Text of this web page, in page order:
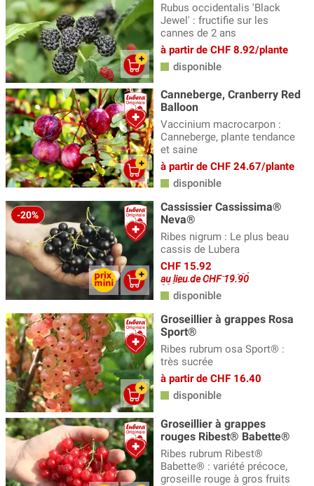
Rubus occidentalis 'Black
Jewel' : fructifie sur les
cannes de 2 ans
à partir de CHF 8.92/plante
disponible
Canneberge, Cranberry Red
Balloon
Vaccinium macrocarpon :
Canneberge, plante tendance
et saine
à partir de CHF 24.67/plante
disponible
-20%
Cassissier Cassissima®
Neva®
Ribes nigrum : Le plus beau
cassis de Lubera
CHF 15.92
au lieu de CHF 19.90
disponible
Groseillier à grappes Rosa
Sport®
Ribes rubrum osa Sport® :
très sucrée
à partir de CHF 16.40
disponible
Groseillier à grappes
rouges Ribest® Babette®
Ribes rubrum Ribest®
Babette® : variété précoce,
groseille rouge à gros fruits